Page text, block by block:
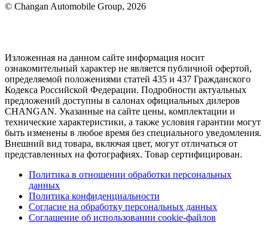
© Changan Automobile Group, 2026
Изложенная на данном сайте информация носит
ознакомительный характер не является публичной офертой,
определяемой положениями статей 435 и 437 Гражданского
Кодекса Российской Федерации. Подробности актуальных
предложений доступны в салонах официальных дилеров
CHANGAN. Указанные на сайте цены, комплектации и
технические характеристики, а также условия гарантии могут
быть изменены в любое время без специального уведомления.
Внешний вид товара, включая цвет, могут отличаться от
представленных на фотографиях. Товар сертифицирован.
Политика в отношении обработки персональных
данных
Политика конфиденциальности
Согласие на обработку персональных данных
Соглашение об использовании cookie-файлов